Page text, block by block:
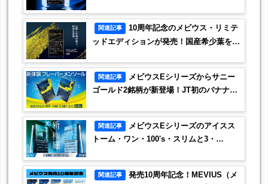
関連記事
10周年記念のメビウス・リミテ
ッドエディションが発売！国産希少葉を特
関連記事
メビウスEシリーズからサニー
ゴールド2銘柄が新登場！JT初のバナナフ
関連記事
メビウスEシリーズのアイスス
トーム・ワン・100's・スリムと3・
関連記事
発売10周年記念！MEVIUS（メ